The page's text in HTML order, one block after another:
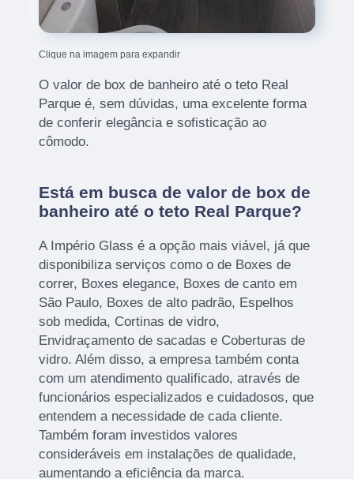
Clique na imagem para expandir
O valor de box de banheiro até o teto Real
Parque é, sem dúvidas, uma excelente forma
de conferir elegância e sofisticação ao
cômodo.
Está em busca de valor de box de
banheiro até o teto Real Parque?
A Império Glass é a opção mais viável, já que
disponibiliza serviços como o de Boxes de
correr, Boxes elegance, Boxes de canto em
São Paulo, Boxes de alto padrão, Espelhos
sob medida, Cortinas de vidro,
Envidraçamento de sacadas e Coberturas de
vidro. Além disso, a empresa também conta
com um atendimento qualificado, através de
funcionários especializados e cuidadosos, que
entendem a necessidade de cada cliente.
Também foram investidos valores
consideráveis em instalações de qualidade,
aumentando a eficiência da marca.